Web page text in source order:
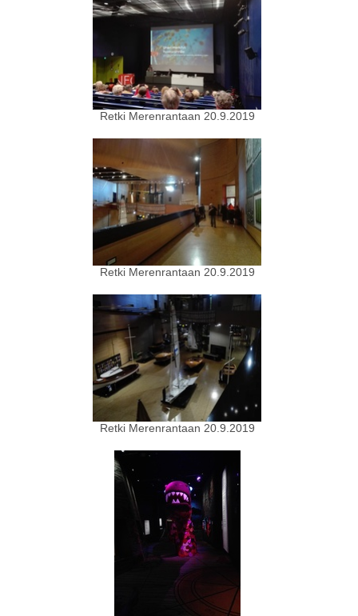
Retki Merenrantaan 20.9.2019
Retki Merenrantaan 20.9.2019
Retki Merenrantaan 20.9.2019